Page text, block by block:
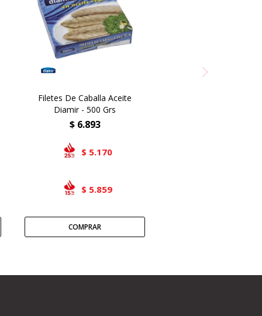
Filetes De Caballa Aceite
Diamir - 500 Grs
$ 6.893
$ 5.170
$ 5.859